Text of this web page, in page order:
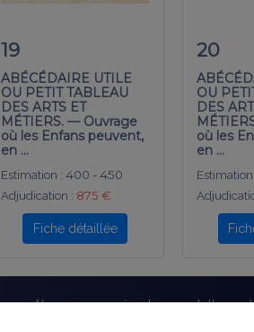
19
ABÉCÉDAIRE UTILE
OU PETIT TABLEAU
DES ARTS ET
MÉTIERS. — Ouvrage
où les Enfans peuvent,
en …
Estimation : 400 - 450
Adjudication : 875 €
Fiche détaillée
20
OU
DES
où les
en …
Estimation
Abonnez-vous à notre newsletter